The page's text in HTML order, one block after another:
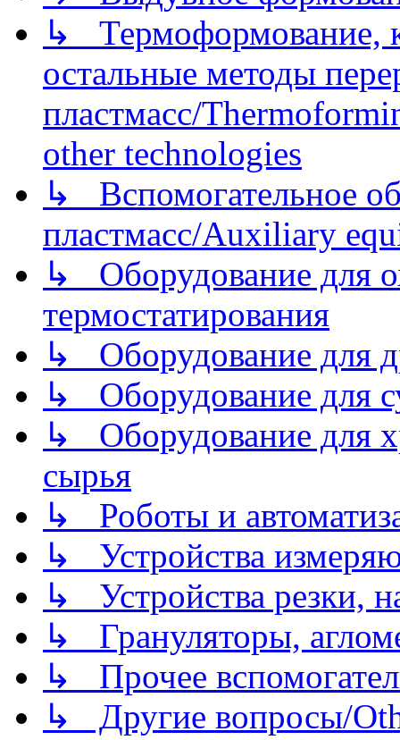
↳ Термоформование,
остальные методы
пластмасс/
other technologies
↳ Вспомогательное
пластмасс/Auxiliary
↳ Оборудование для
термостатирования
↳ Оборудование для
↳ Оборудование для
↳ Оборудование для
сырья
↳ Роботы и
↳ Устройства
↳ Устройства резки,
↳ Грануляторы,
↳ Прочее
↳ Другие вопросы/